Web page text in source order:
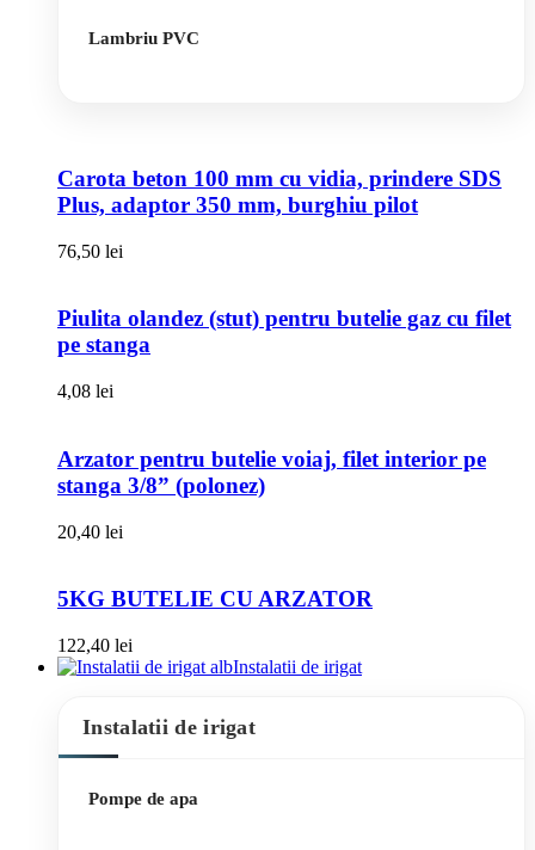
Lambriu PVC
Carota beton 100 mm cu vidia, prindere SDS
Plus, adaptor 350 mm, burghiu pilot
76,50 lei
Piulita olandez (stut) pentru butelie gaz cu filet
pe stanga
4,08 lei
Arzator pentru butelie voiaj, filet interior pe
stanga 3/8” (polonez)
20,40 lei
5KG BUTELIE CU ARZATOR
122,40 lei
Instalatii de irigat
Instalatii de irigat
Pompe de apa